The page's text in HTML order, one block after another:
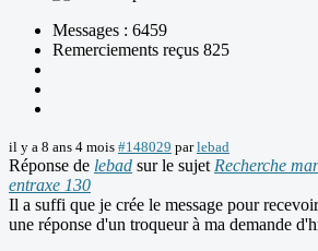
Messages : 6459
Remerciements reçus 825
il y a 8 ans 4 mois #148029 parlebad
Réponse de lebad sur le sujet Recherche
entraxe 130
Il a suffi que je crée le message pour
une réponse d'un troqueur à ma demande